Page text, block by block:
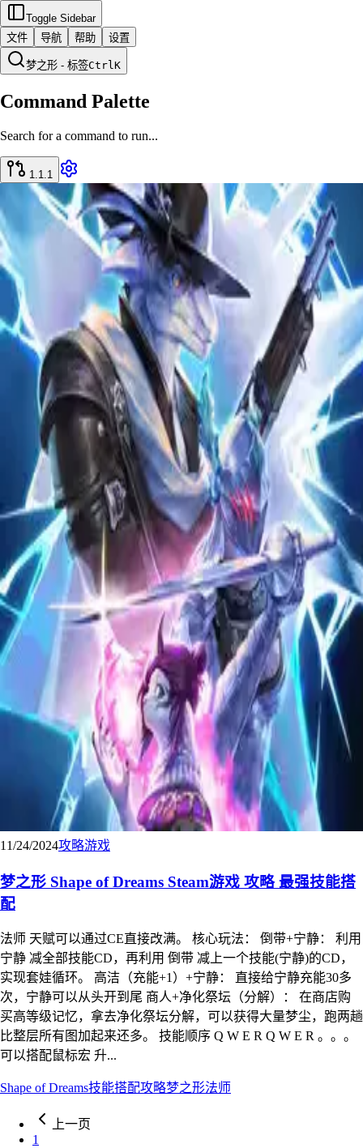
Toggle Sidebar
文件
导航 帮助 设置
梦之形 - 标签CtrlK
Command Palette
Search for a command to run...
1.1.1
11/24/2024攻略游戏
梦之形 Shape of Dreams Steam游戏 攻略 最强技能搭
配
法师 天赋可以通过CE直接改满。 核心玩法： 倒带+宁静： 利用
宁静 减全部技能CD，再利用 倒带 减上一个技能(宁静)的CD，
实现套娃循环。 高洁（充能+1）+宁静： 直接给宁静充能30多
次，宁静可以从头开到尾 商人+净化祭坛（分解）： 在商店购
买高等级记忆，拿去净化祭坛分解，可以获得大量梦尘，跑两趟
比整层所有图加起来还多。 技能顺序 Q W E R Q W E R 。。。
可以搭配鼠标宏 升...
Shape of Dreams技能搭配攻略梦之形法师
上一页
1